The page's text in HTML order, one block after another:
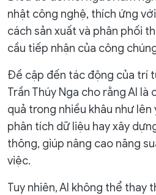
nhật công nghệ, thích ứng
cách sản xuất và phân phối
cầu tiếp nhận của công
Đề cập đến tác động của trí
Trần Thúy Nga cho rằng AI
quả trong nhiều khâu như
phân tích dữ liệu hay xây
thông, giúp nâng cao năng
việc.
Tuy nhiên, AI không thể thay